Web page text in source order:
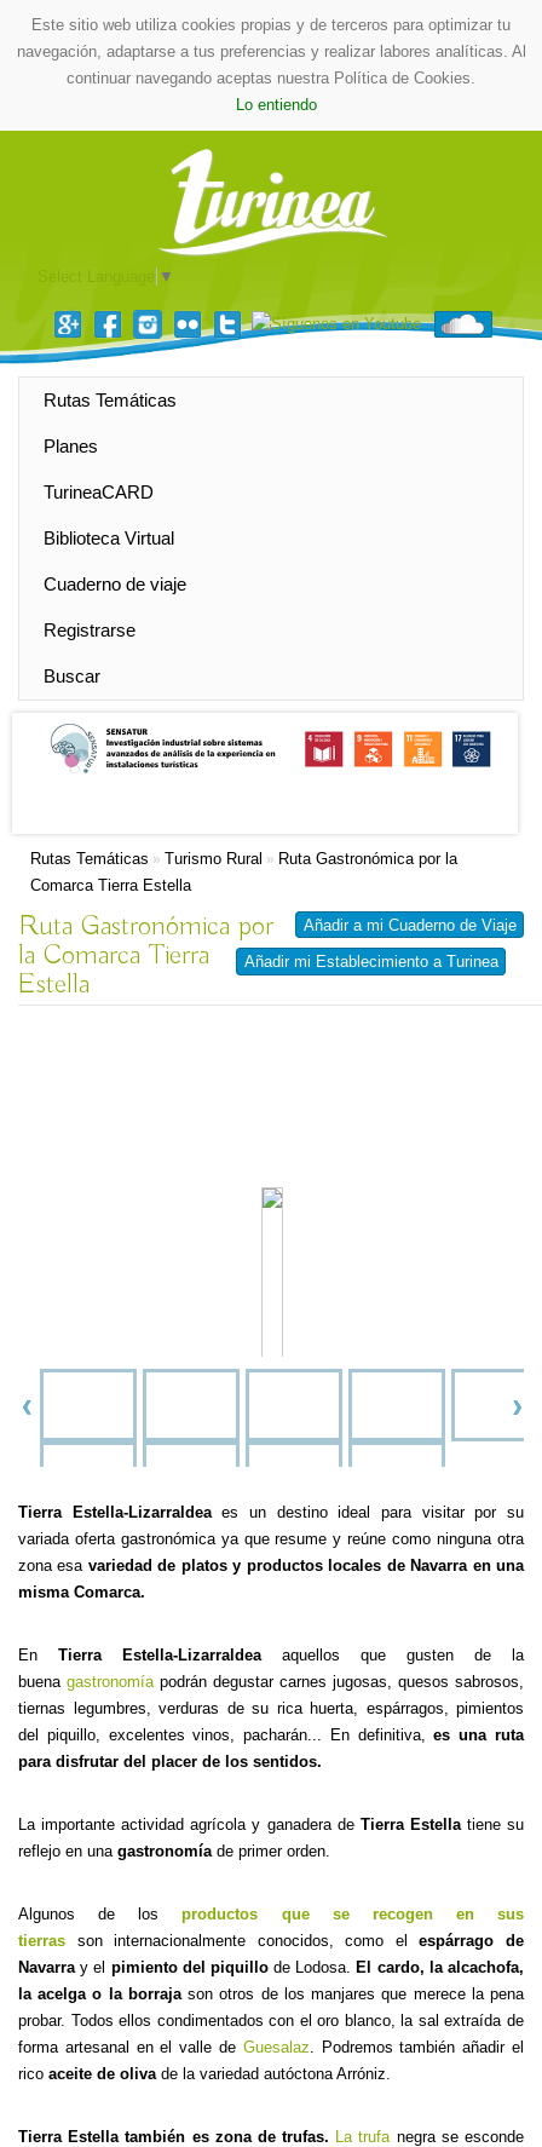
Este sitio web utiliza cookies propias y de terceros para optimizar tu
navegación, adaptarse a tus preferencias y realizar labores analíticas. Al
continuar navegando aceptas nuestra Política de Cookies.
Lo entiendo
▼
Rutas Temáticas
Planes
TurineaCARD
Biblioteca Virtual
Cuaderno de viaje
Registrarse
Buscar
Rutas Temáticas » Turismo Rural » Ruta Gastronómica por la
Comarca Tierra Estella
Añadir a mi Cuaderno de Viaje
Añadir mi Establecimiento a Turinea
Ruta Gastronómica por
la Comarca Tierra
Estella
Tierra Estella-Lizarraldeaes un destino ideal para visitar por su
variada oferta gastronómica ya que resume y reúne como ninguna otra
zona esavariedad de platos y productos locales de Navarra en una
misma Comarca.
En Tierra Estella-Lizarraldeaaquellos que gusten de la
buena gastronomíapodrán degustar carnes jugosas, quesos sabrosos,
tiernas legumbres, verduras de su rica huerta, espárragos, pimientos
del piquillo, excelentes vinos, pacharán... En definitiva,es una ruta
para disfrutar del placer de los sentidos.
La importante actividad agrícola y ganadera de Tierra Estellatiene su
reflejo en una gastronomíade primer orden.
Algunos de losproductos que se recogen en sus
tierras son internacionalmente conocidos, como elespárrago de
Navarray el pimiento del piquillode Lodosa. El cardo, la alcachofa,
la acelga o la borrajason otros de los manjares que merece la pena
probar. Todos ellos condimentados con el oro blanco, la sal extraída de
forma artesanal en el valle de Guesalaz. Podremos también añadir el
rico aceite de olivade la variedad autóctona Arróniz.
Tierra Estella también es zona de trufas. La trufa negra se esconde